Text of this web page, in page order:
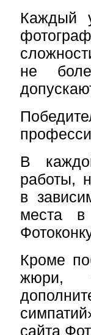
Каждый
не
В
работы,
в
места
Кроме
жюри,
сайта